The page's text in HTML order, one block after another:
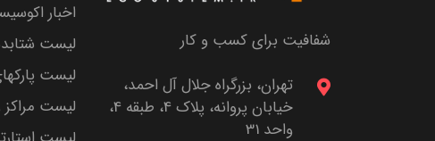
شفافیت برای کسب و کار
تهران، بزرگراه جلال آل احمد،
خیابان پروانه، پلاک 4، طبقه 4،
واحد 31
اخبار
لیست
لیست
لیست